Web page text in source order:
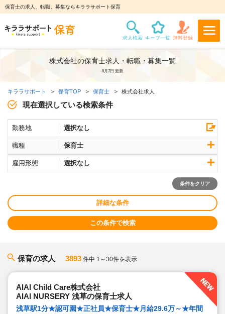
保育士の求人、転職、募集ならキララサポート保育
株式会社の保育士求人・転職・募集一覧
8月7日 更新
キララサポート 保育TOP 保育士 株式会社求人
現在選択している検索条件
勤務地 選択なし
職種 保育士
雇用形態 選択なし
条件をクリア
詳細な条件
この条件で検索
保育の求人 3893 件中 1～30件を表示
AIAI Child Care株式会社
AIAI NURSERY 浅草の保育士求人
浅草駅1分★認可園★正社員★保育士★月給29.6万～★年間